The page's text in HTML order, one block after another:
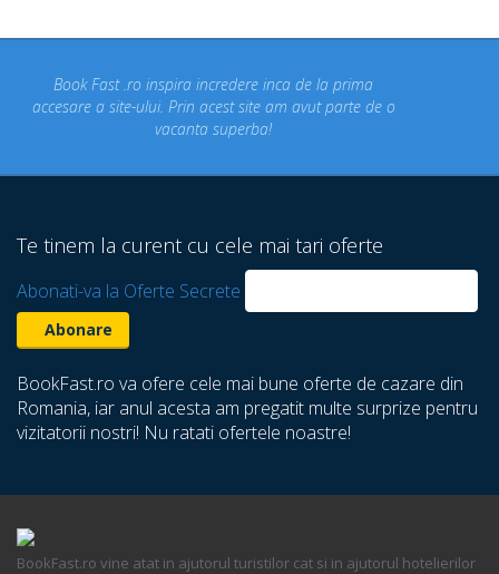
Concediul nostru rezervat prin site-ul BookFast.ro a fost
un concediu de vis. Am vizitat locuri din Romania
despre care nu stiam ca exista! Multumim Book Fast!
Te tinem la curent cu cele mai tari oferte
Abonati-va la Oferte Secrete
BookFast.ro va ofere cele mai bune oferte de cazare din
Romania, iar anul acesta am pregatit multe surprize pentru
vizitatorii nostri! Nu ratati ofertele noastre!
BookFast.ro vine atat in ajutorul turistilor cat si in ajutorul hotelierilor